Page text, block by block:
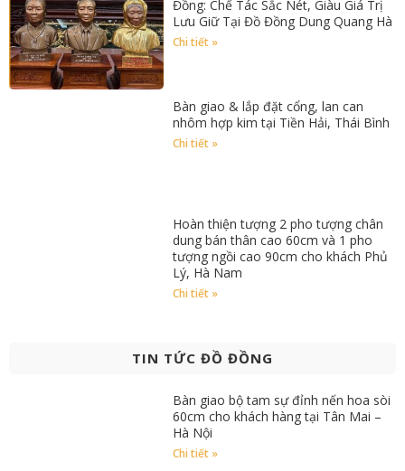
Đồng: Chế Tác Sắc Nét, Giàu Giá Trị
Lưu Giữ Tại Đồ Đồng Dung Quang Hà
Chi tiết »
Bàn giao & lắp đặt cổng, lan can
nhôm hợp kim tại Tiền Hải, Thái Bình
Chi tiết »
Hoàn thiện tượng 2 pho tượng chân
dung bán thân cao 60cm và 1 pho
tượng ngồi cao 90cm cho khách Phủ
Lý, Hà Nam
Chi tiết »
TIN TỨC ĐỒ ĐỒNG
Bàn giao bộ tam sự đỉnh nến hoa sòi
60cm cho khách hàng tại Tân Mai –
Hà Nội
Chi tiết »